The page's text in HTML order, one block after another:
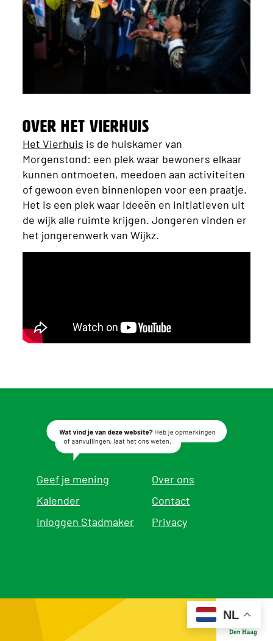
Over Het Vierhuis
Het Vierhuis is de huiskamer van
Morgenstond: een plek waar bewoners elkaar
kunnen ontmoeten, meedoen aan activiteiten
of gewoon even binnenlopen voor een praatje.
Het is een plek waar ideeën en initiatieven uit
de wijk alle ruimte krijgen. Jongeren vinden er
het jongerenwerk van Wijkz.
Geef je mening
Kalender
Inloggen Stadmaker
Over ons
Contact
Privacy
NL